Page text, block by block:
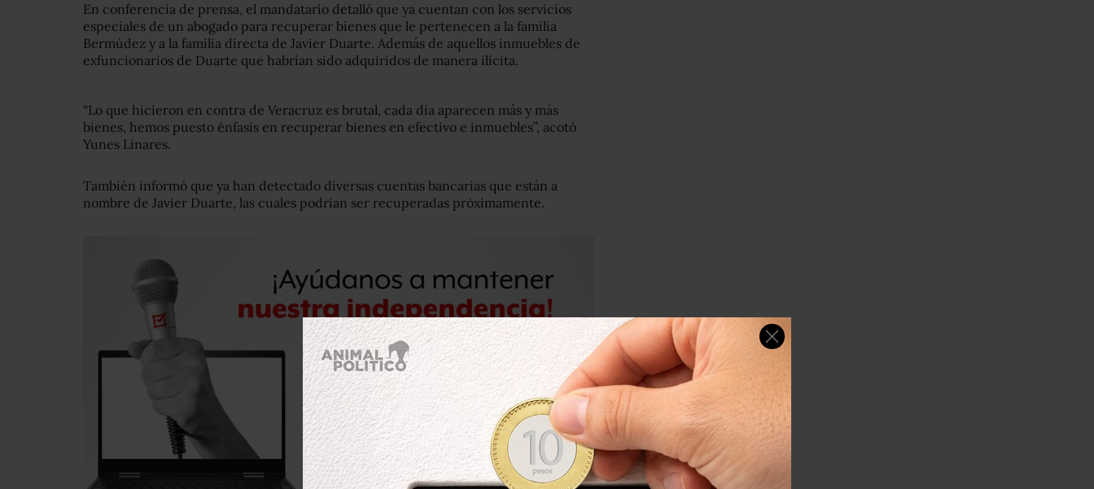
En conferencia de prensa, el mandatario detalló que ya cuentan con los servicios
especiales de un abogado para recuperar bienes que le pertenecen a la familia
Bermúdez y a la familia directa de Javier Duarte. Además de aquellos inmuebles de
exfuncionarios de Duarte que habrían sido adquiridos de manera ilícita.
“Lo que hicieron en contra de Veracruz es brutal, cada día aparecen más y más
bienes, hemos puesto énfasis en recuperar bienes en efectivo e inmuebles”, acotó
Yunes Linares.
También informó que ya han detectado diversas cuentas bancarias que están a
nombre de Javier Duarte, las cuales podrían ser recuperadas próximamente.